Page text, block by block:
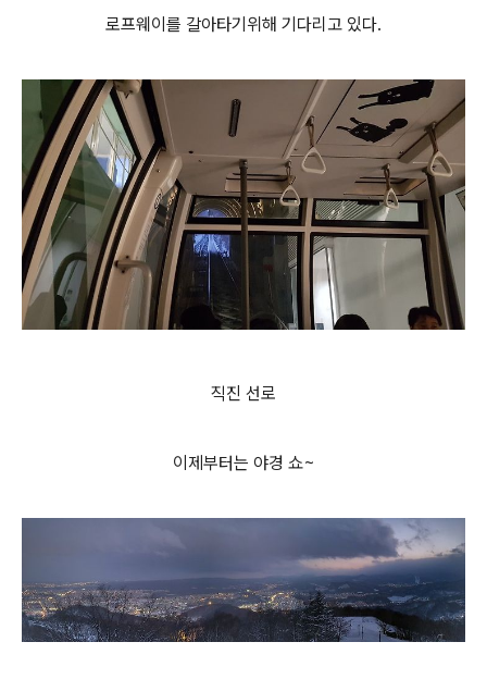
로프웨이를 갈아타기위해 기다리고 있다.
직진 선로
이제부터는 야경 쇼~